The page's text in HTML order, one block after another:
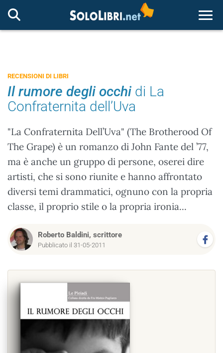
RECENSIONI DI LIBRI
Il rumore degli occhi di La
Confraternita dell’Uva
"La Confraternita Dell’Uva" (The Brotherood Of
The Grape) è un romanzo di John Fante del ’77,
ma è anche un gruppo di persone, oserei dire
artisti, che si sono riunite e hanno affrontato
diversi temi drammatici, ognuno con la propria
classe, il proprio stile o la propria ironia...
Roberto Baldini, scrittore
Pubblicato il 31-05-2011